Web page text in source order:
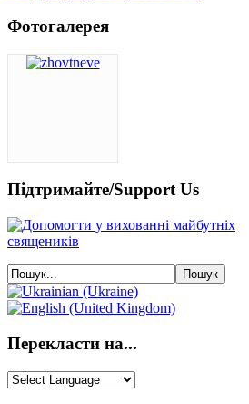
Фотогалерея
Підтримайте/Support Us
Перекласти на...